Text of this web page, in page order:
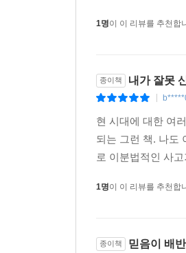
열어주었으면 한다.
저자가 서문에서 언급
있지만 “한편으로 보
한다며, 자신이 특히
고백한다. 학비를 벌
때마다 분유를 먹이
나아가는 사람들의 힘
쫓아다니며 물어보고
1명이 이 리뷰를 추천합
종이책 내가 잘못
현 시대에 대한 여
되는 그런 책. 나도
로 이분법적인 사
1명이 이 리뷰를 추천합
종이책 믿음이 배